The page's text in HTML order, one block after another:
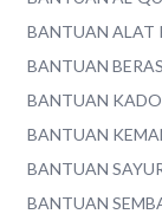
BANTUAN ALAT
BANTUAN BERAS
BANTUAN
BANTUAN
BANTUAN
BANTUAN